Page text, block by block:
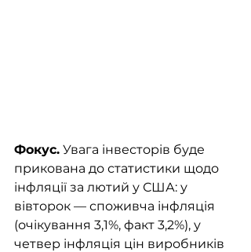
Фокус. Увага інвесторів буде
прикована до статистики щодо
інфляції за лютий у США: у
вівторок — споживча інфляція
(очікування 3,1%, факт 3,2%), у
четвер інфляція цін виробників